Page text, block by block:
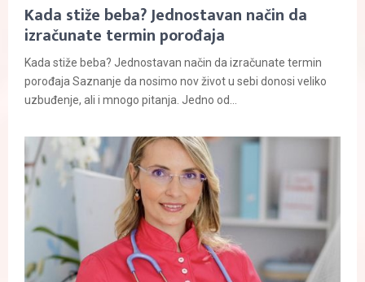
Kada stiže beba? Jednostavan način da
izračunate termin porođaja
Kada stiže beba? Jednostavan način da izračunate termin
porođaja Saznanje da nosimo nov život u sebi donosi veliko
uzbuđenje, ali i mnogo pitanja. Jedno od...